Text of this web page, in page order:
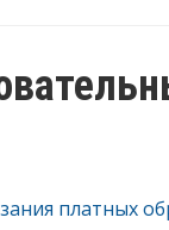
платных